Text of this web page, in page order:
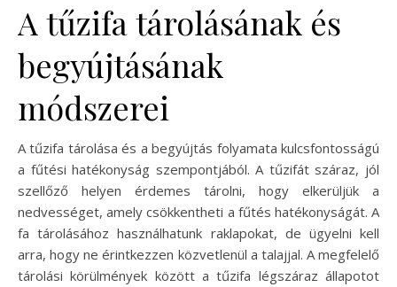
A tűzifa tárolásának és
begyújtásának
módszerei
A tűzifa tárolása és a begyújtás folyamata kulcsfontosságú
a fűtési hatékonyság szempontjából. A tűzifát száraz, jól
szellőző helyen érdemes tárolni, hogy elkerüljük a
nedvességet, amely csökkentheti a fűtés hatékonyságát. A
fa tárolásához használhatunk raklapokat, de ügyelni kell
arra, hogy ne érintkezzen közvetlenül a talajjal. A megfelelő
tárolási körülmények között a tűzifa légszáraz állapotot